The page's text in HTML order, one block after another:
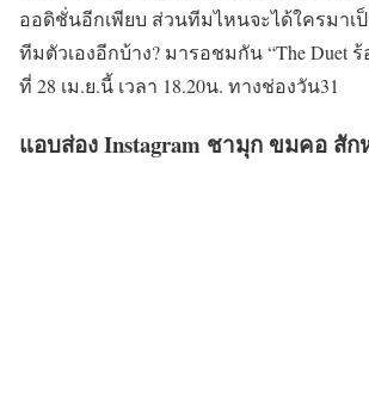
ออดิชั่นอีกเพียบ ส่วนทีมไหนจะได้ใครมาเ
ทีมตัวเองอีกบ้าง? มารอชมกัน “The Duet
ที่ 28 เม.ย.นี้ เวลา 18.20น. ทางช่องวัน31
แอบส่อง Instagram ชามุก ขมคอ สัก